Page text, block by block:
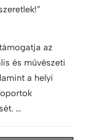
az
és művészeti
a helyi
…